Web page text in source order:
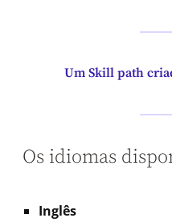
Um Skill path
Os idiomas
Inglês